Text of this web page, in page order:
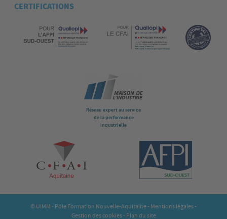
CERTIFICATIONS
Réseau expert au service
de la performance
industrielle
© UIMM - Pôle Formation Nouvelle-Aquitaine - Mentions légales-
Gestion des cookies- Plan du site